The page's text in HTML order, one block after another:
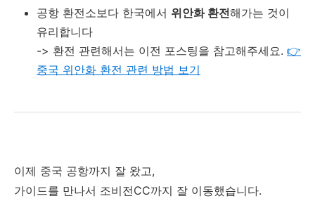
공항 환전소보다 한국에서 위안화 환전해가는 것이
유리합니다
-> 환전 관련해서는 이전 포스팅을 참고해주세요. 👉
중국 위안화 환전 관련 방법 보기
이제 중국 공항까지 잘 왔고,
가이드를 만나서 조비전CC까지 잘 이동했습니다.